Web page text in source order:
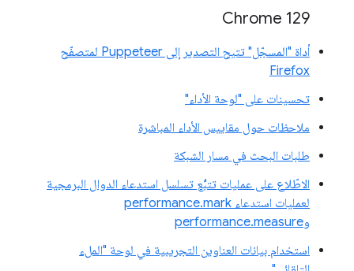
Chrome 129
أداة "المسجّل" تتيح التصدير إلى Puppeteer لمتصفّح
Firefox
تحسينات على "لوحة الأداء"
ملاحظات حول مقاييس الأداء المباشرة
طلبات البحث في مسار الشبكة
الاطّلاع على عمليات تتبُّع تسلسل استدعاء الدوال البرمجية
لعمليات استدعاء performance.mark
وperformance.measure
استخدام بيانات العناوين التجريبية في لوحة "الملء